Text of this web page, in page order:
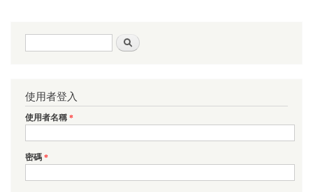
搜尋表單
使用者登入
使用者名稱*
密碼*